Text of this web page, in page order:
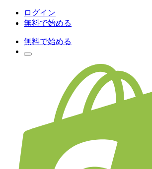
ログイン
無料で始める
無料で始める